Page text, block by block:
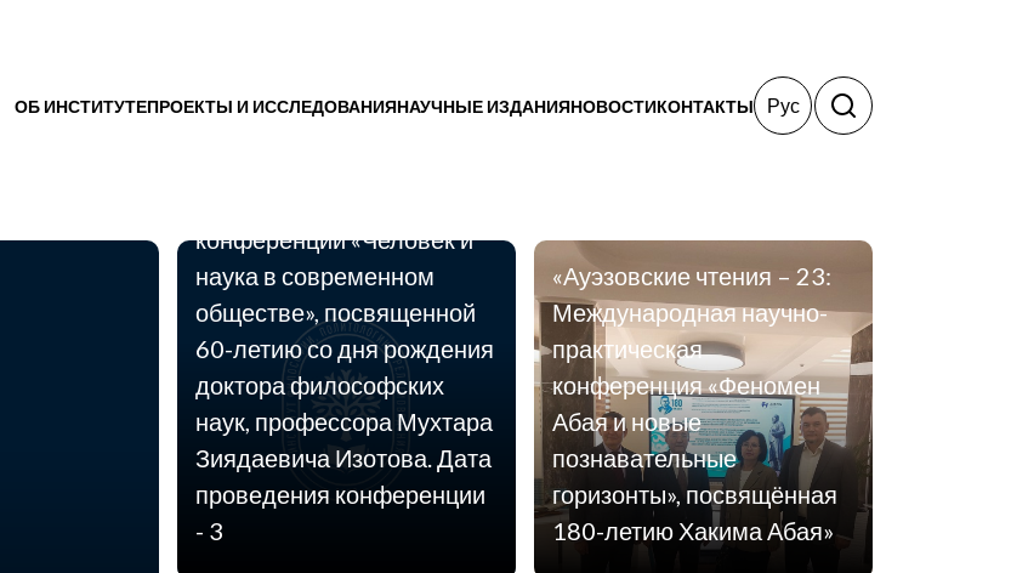
ОБ ИНСТИТУТЕПРОЕКТЫ И ИССЛЕДОВАНИЯНАУЧНЫЕ ИЗДАНИЯНОВОСТИКОНТАКТЫ Рус
08.04.2013
конференции «Человек и
наука в современном
обществе», посвященной
60-летию со дня рождения
доктора философских
наук, профессора Мухтара
Зиядаевича Изотова. Дата
проведения конференции
- 3
«Ауэзовские чтения – 23:
Международная научно-
практическая
конференция «Феномен
Абая и новые
познавательные
горизонты», посвящённая
180-летию Хакима Абая»